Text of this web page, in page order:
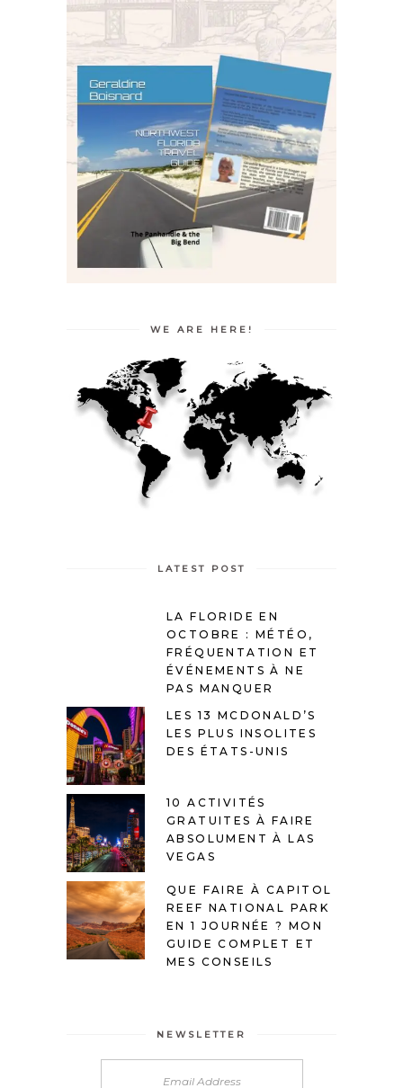
WE ARE HERE!
LATEST POST
LA FLORIDE EN
OCTOBRE : MÉTÉO,
FRÉQUENTATION ET
ÉVÉNEMENTS À NE
PAS MANQUER
LES 13 MCDONALD’S
LES PLUS INSOLITES
DES ÉTATS-UNIS
10 ACTIVITÉS
GRATUITES À FAIRE
ABSOLUMENT À LAS
VEGAS
QUE FAIRE À CAPITOL
REEF NATIONAL PARK
EN 1 JOURNÉE ? MON
GUIDE COMPLET ET
MES CONSEILS
NEWSLETTER